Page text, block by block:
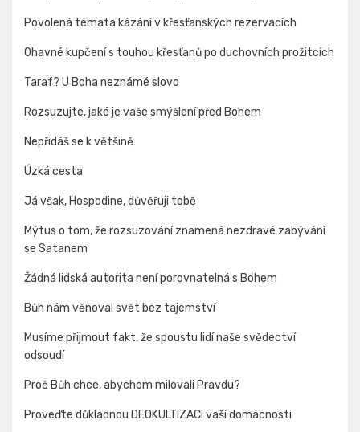
Povolená témata kázání v křesťanských rezervacích
Ohavné kupčení s touhou křesťanů po duchovních prožitcích
Taraf? U Boha neznámé slovo
Rozsuzujte, jaké je vaše smýšlení před Bohem
Nepřidáš se k většině
Úzká cesta
Já však, Hospodine, důvěřuji tobě
Mýtus o tom, že rozsuzování znamená nezdravé zabývání
se Satanem
Žádná lidská autorita není porovnatelná s Bohem
Bůh nám věnoval svět bez tajemství
Musíme přijmout fakt, že spoustu lidí naše svědectví
odsoudí
Proč Bůh chce, abychom milovali Pravdu?
Proveďte důkladnou DEOKULTIZACI vaší domácnosti